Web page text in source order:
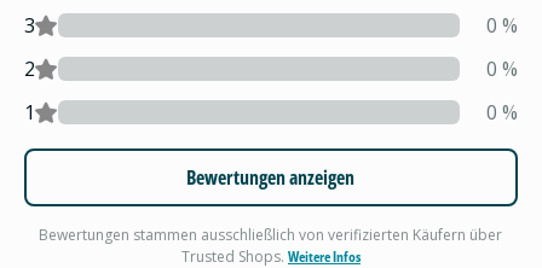
3 0 %
2
0 %
1
0 %
Bewertungen anzeigen
Bewertungen stammen ausschließlich von verifizierten Käufern über
Trusted Shops. Weitere Infos